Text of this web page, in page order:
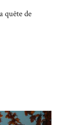
quête de